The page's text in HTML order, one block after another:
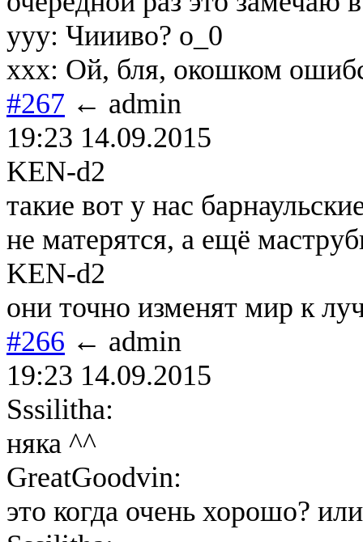
yyy: Чиииво? о_0
xxx: Ой, бля, окошком
#267 ← admin
19:23 14.09.2015
KEN-d2
такие вот у нас
не матерятся, а ещё
KEN-d2
они точно изменят мир к
#266 ← admin
19:23 14.09.2015
Sssilitha:
няка ^^
GreatGoodvin:
это когда очень хорошо?